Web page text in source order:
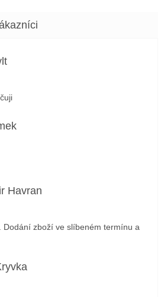
obchodu je 5 z 5 hvězdiček.
obchodu je 5 z 5 hvězdiček.
Havran
obchodu je 5 z 5 hvězdiček.
Dodání zboží ve slíbeném termínu a
obchodu je 5 z 5 hvězdiček.